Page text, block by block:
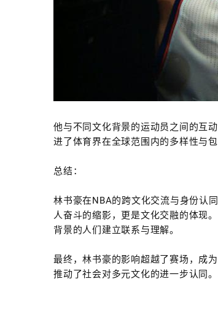
他与不同文化背景的运动员之间的互
进了体育界在全球范围内的多样性与包
总结：
林书豪在NBA的跨文化交流与身份认
人奋斗的缩影，更是文化交融的体现
背景的人们建立联系与理解。
最终，林书豪的影响超越了赛场，成
推动了社会对多元文化的进一步认同